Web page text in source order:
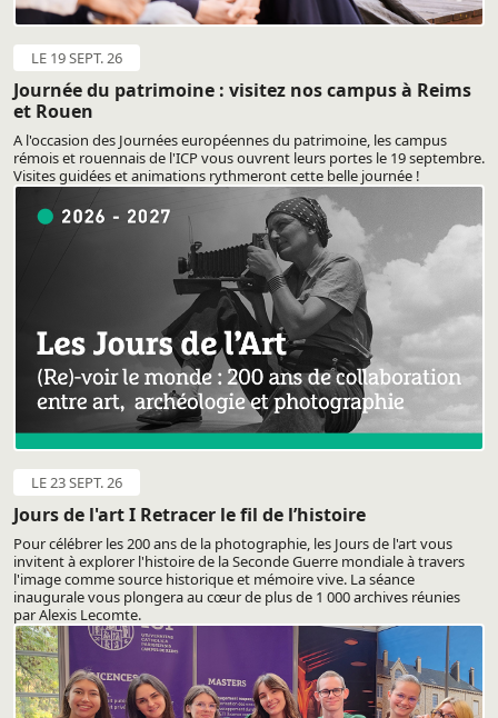
LE 19 SEPT. 26
Journée du patrimoine : visitez nos campus à Reims
et Rouen
A l'occasion des Journées européennes du patrimoine, les campus
rémois et rouennais de l'ICP vous ouvrent leurs portes le 19 septembre.
Visites guidées et animations rythmeront cette belle journée !
LE 23 SEPT. 26
Jours de l'art I Retracer le fil de l’histoire
Pour célébrer les 200 ans de la photographie, les Jours de l'art vous
invitent à explorer l'histoire de la Seconde Guerre mondiale à travers
l'image comme source historique et mémoire vive. La séance
inaugurale vous plongera au cœur de plus de 1 000 archives réunies
par Alexis Lecomte.